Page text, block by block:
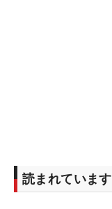
読まれています